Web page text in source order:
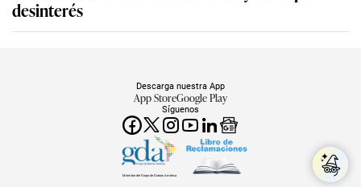
desinterés
Síguenos
Descarga nuestra App
App StoreGoogle Play
Miembro del Grupo de Diarios América